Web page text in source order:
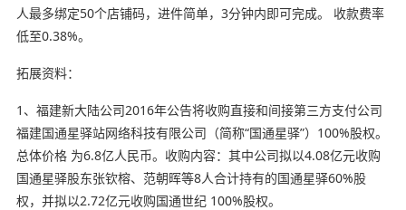
人最多绑定50个店铺码，进件简单，3分钟内即可完成。 收款费率
低至0.38%。
拓展资料：
1、福建新大陆公司2016年公告将收购直接和间接第三方支付公司
福建国通星驿站网络科技有限公司（简称“国通星驿”）100%股权。
总体价格 为6.8亿人民币。收购内容：其中公司拟以4.08亿元收购
国通星驿股东张钦榕、范朝晖等8人合计持有的国通星驿60%股
权，并拟以2.72亿元收购国通世纪 100%股权。